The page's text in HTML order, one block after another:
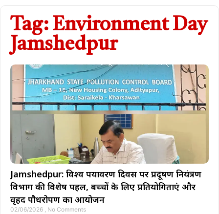
Tag: Environment Day
Jamshedpur
Jamshedpur: विश्व पर्यावरण दिवस पर प्रदूषण नियंत्रण
विभाग की विशेष पहल, बच्चों के लिए प्रतियोगिताएं और
वृहद पौधरोपण का आयोजन
02/06/2026 No Comments